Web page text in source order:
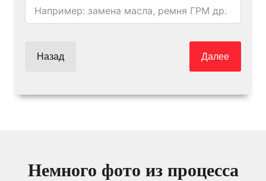
Назад Далее
Немного фото из процесса